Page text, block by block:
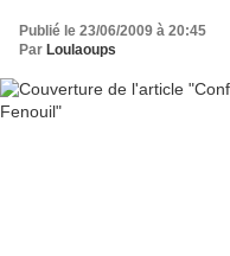
Publié le 23/06/2009 à 20:45
Par Loulaoups